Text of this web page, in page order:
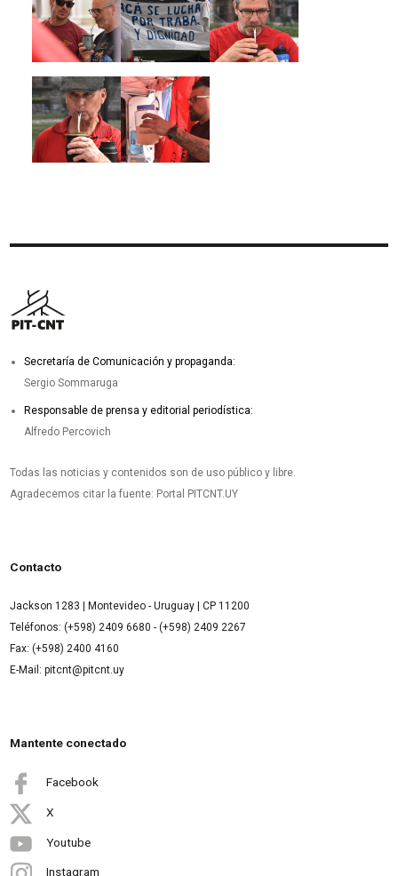
Imagen Imagen
Secretaría de Comunicación y propaganda:
Sergio Sommaruga
Responsable de prensa y editorial periodística:
Alfredo Percovich
Todas las noticias y contenidos son de uso público y libre.
Agradecemos citar la fuente: Portal PITCNT.UY
Contacto
Jackson 1283 | Montevideo - Uruguay | CP 11200
Teléfonos: (+598) 2409 6680 - (+598) 2409 2267
Fax: (+598) 2400 4160
E-Mail: pitcnt@pitcnt.uy
Mantente conectado
Facebook
X
Youtube
Instagram